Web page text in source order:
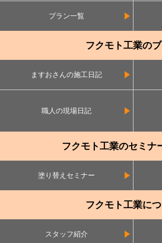
プラン一覧
フクモト工業の
ますおさんの施工日記
職人の現場日記
フクモト工業のセミナ
塗り替えセミナー
フクモト工業に
スタッフ紹介